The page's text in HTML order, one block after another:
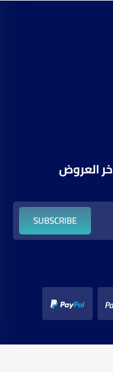
العروض
SUBSCRIBE